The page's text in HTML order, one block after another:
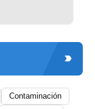
Contaminación